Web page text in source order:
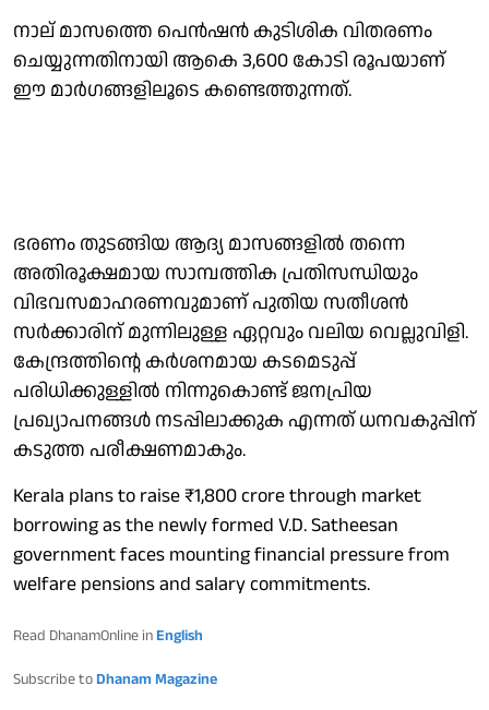
നാല് മാസത്തെ പെന്‍ഷന്‍ കുടിശിക വിതരണം
ചെയ്യുന്നതിനായി ആകെ 3,600 കോടി രൂപയാണ്
ഈ മാര്‍ഗങ്ങളിലൂടെ കണ്ടെത്തുന്നത്.
ഭരണം തുടങ്ങിയ ആദ്യ മാസങ്ങളില്‍ തന്നെ
അതിരൂക്ഷമായ സാമ്പത്തിക പ്രതിസന്ധിയും
വിഭവസമാഹരണവുമാണ് പുതിയ സതീശന്‍
സര്‍ക്കാരിന് മുന്നിലുള്ള ഏറ്റവും വലിയ വെല്ലുവിളി.
കേന്ദ്രത്തിന്റെ കര്‍ശനമായ കടമെടുപ്പ്
പരിധിക്കുള്ളില്‍ നിന്നുകൊണ്ട് ജനപ്രിയ
പ്രഖ്യാപനങ്ങള്‍ നടപ്പിലാക്കുക എന്നത് ധനവകുപ്പിന്
കടുത്ത പരീക്ഷണമാകും.
Kerala plans to raise ₹1,800 crore through market
borrowing as the newly formed V.D. Satheesan
government faces mounting financial pressure from
welfare pensions and salary commitments.
Read DhanamOnline in English
Subscribe to Dhanam Magazine